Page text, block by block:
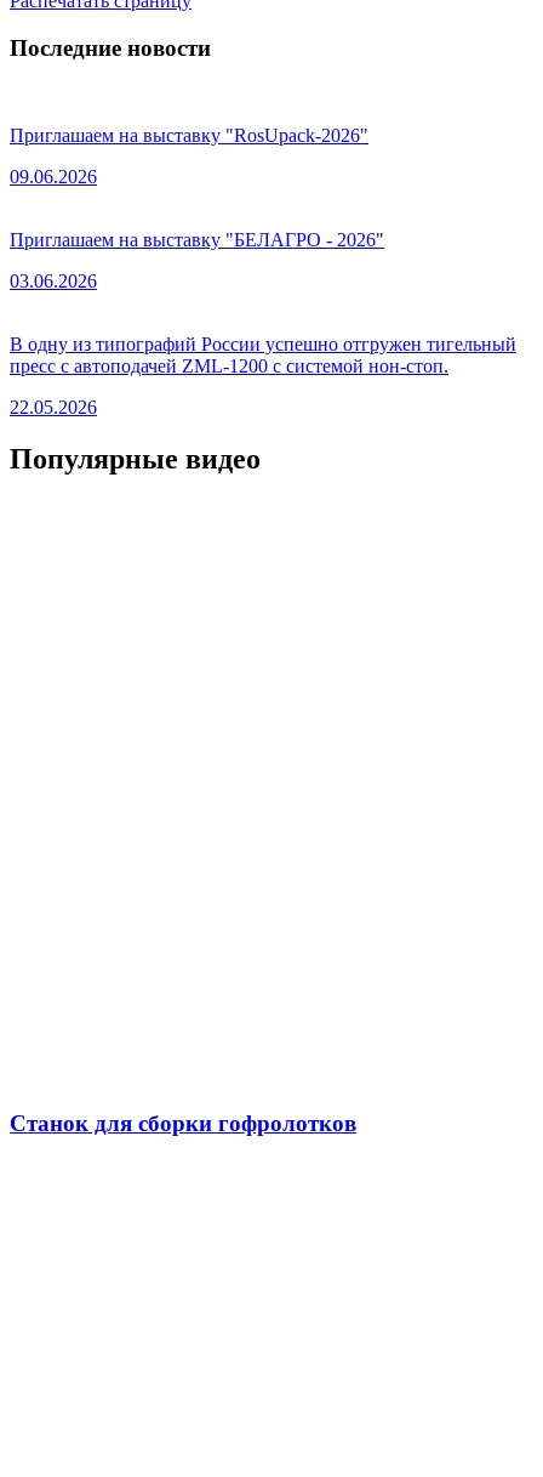
Последние новости
Приглашаем на выставку "RosUpack-2026"
09.06.2026
Приглашаем на выставку "БЕЛАГРО - 2026"
03.06.2026
В одну из типографий России успешно отгружен тигельный
пресс с автоподачей ZML-1200 с системой нон-стоп.
22.05.2026
Популярные видео
Станок для сборки гофролотков